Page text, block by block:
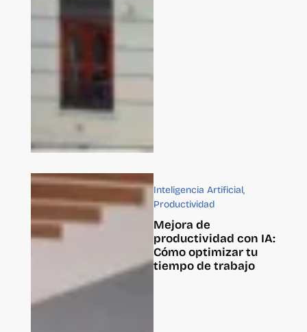
Inteligencia Artificial,
Productividad
Mejora de
productividad con IA:
Cómo optimizar tu
tiempo de trabajo